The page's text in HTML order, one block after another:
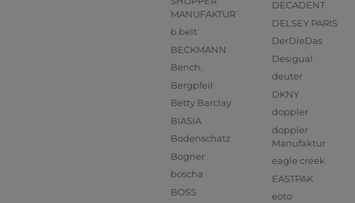
MANUFAKTUR
b.belt
BECKMANN
Bench.
Bergpfeil
Betty Barclay
BIASIA
Bodenschatz
Bogner
boscha
BOSS
DECADENT
DELSEY PARIS
DerDieDas
Desigual
deuter
DKNY
doppler
doppler
Manufaktur
eagle creek
EASTPAK
eoto